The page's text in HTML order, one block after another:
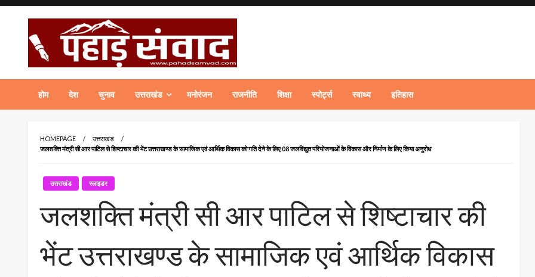
Skip
content
होम देश चुनाव उत्तराखंड मनोरंजन राजनीति शिक्षा स्पोर्ट्स स्वाथ्य इतिहास
HOMEPAGE
उत्तराखंड
जलशक्ति मंत्री सी आर पाटिल से शिष्टाचार की भेंट उत्तराखण्ड के सामाजिक एवं आर्थिक विकास को गति देने के लिए 08 जलविद्युत परियोजनाओं के विकास और निर्माण के लिए किया अनुरोध
उत्तराखंड स्लाइडर
जलशक्ति मंत्री सी आर पाटिल से शिष्टाचार की
भेंट उत्तराखण्ड के सामाजिक एवं आर्थिक विकास